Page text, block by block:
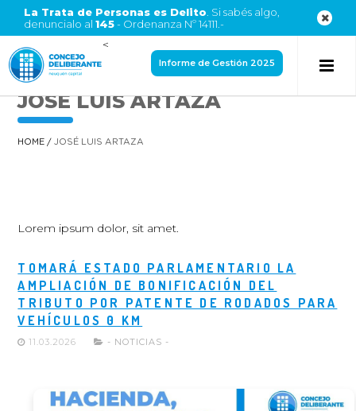
La Trata de Personas es Delito . Si sabés algo,
denuncialo al 145- Ordenanza Nº 14111.-
<
Informe de Gestión 2025
JOSÉ LUIS ARTAZA
HOME /JOSÉ LUIS ARTAZA
Lorem ipsum dolor, sit amet.
TOMARÁ ESTADO PARLAMENTARIO LA
AMPLIACIÓN DE BONIFICACIÓN DEL
TRIBUTO POR PATENTE DE RODADOS PARA
VEHÍCULOS 0 KM
11.03.2026 - NOTICIAS -